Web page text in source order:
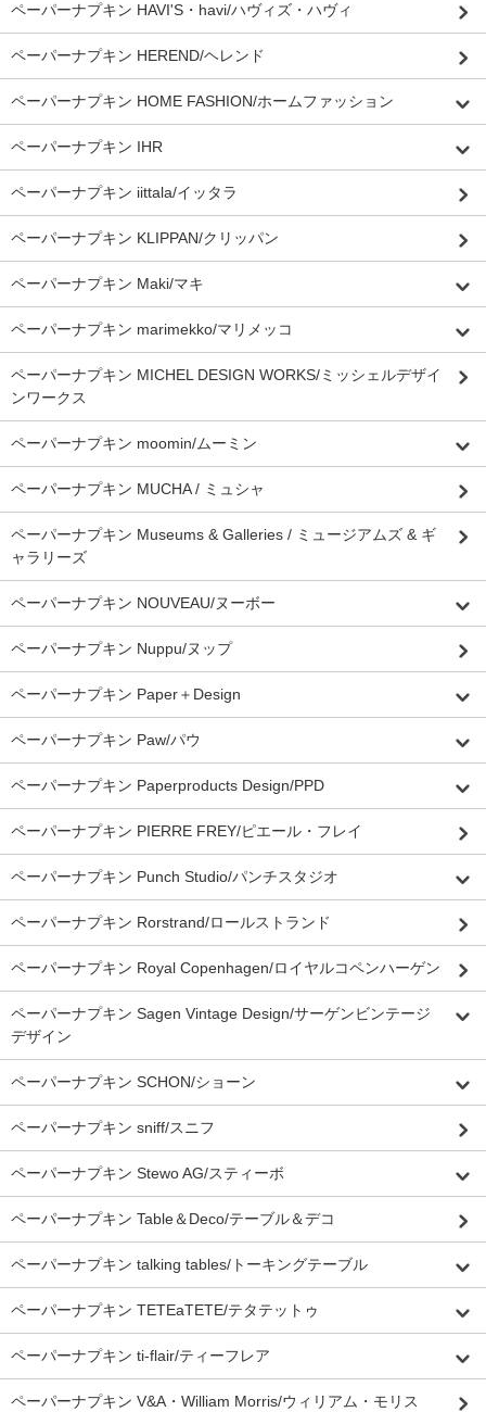
ペーパーナプキン HAVI'S・havi/ハヴィズ・ハヴィ
ペーパーナプキン HEREND/ヘレンド
ペーパーナプキン HOME FASHION/ホームファッション
ペーパーナプキン IHR
ペーパーナプキン iittala/イッタラ
ペーパーナプキン KLIPPAN/クリッパン
ペーパーナプキン Maki/マキ
ペーパーナプキン marimekko/マリメッコ
ペーパーナプキン MICHEL DESIGN WORKS/ミッシェルデザイ
ンワークス
ペーパーナプキン moomin/ムーミン
ペーパーナプキン MUCHA / ミュシャ
ペーパーナプキン Museums & Galleries / ミュージアムズ & ギ
ャラリーズ
ペーパーナプキン NOUVEAU/ヌーボー
ペーパーナプキン Nuppu/ヌップ
ペーパーナプキン Paper＋Design
ペーパーナプキン Paw/パウ
ペーパーナプキン Paperproducts Design/PPD
ペーパーナプキン PIERRE FREY/ピエール・フレイ
ペーパーナプキン Punch Studio/パンチスタジオ
ペーパーナプキン Rorstrand/ロールストランド
ペーパーナプキン Royal Copenhagen/ロイヤルコペンハーゲン
ペーパーナプキン Sagen Vintage Design/サーゲンビンテージ
デザイン
ペーパーナプキン SCHON/ショーン
ペーパーナプキン sniff/スニフ
ペーパーナプキン Stewo AG/スティーボ
ペーパーナプキン Table＆Deco/テーブル＆デコ
ペーパーナプキン talking tables/トーキングテーブル
ペーパーナプキン TETEaTETE/テタテットゥ
ペーパーナプキン ti-flair/ティーフレア
ペーパーナプキン V&A・William Morris/ウィリアム・モリス